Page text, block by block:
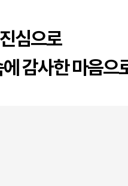
심으로
감사한 마음으